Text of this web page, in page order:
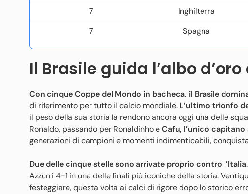
7
Inghilterra
7
Spagna
Il Brasile guida l’albo
Con cinque Coppe del Mondo in bacheca, il Brasile
di riferimento per tutto il calcio mondiale. L’ultimo trionfo
il peso della sua storia la rendono ancora oggi una delle
Ronaldo, passando per Ronaldinho eCafu, l’unico
generazioni di campioni e momenti indimenticabili,
Due delle cinque stelle sono arrivate proprio contro l’Italia
Azzurri 4-1 in una delle finali più iconiche della storia.
festeggiare, questa volta ai calci di rigore dopo lo storico